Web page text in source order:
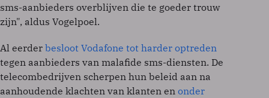
sms-aanbieders overblijven die te goeder trouw
zijn", aldus Vogelpoel.
Al eerder besloot Vodafone tot harder optreden
tegen aanbieders van malafide sms-diensten. De
telecombedrijven scherpen hun beleid aan na
aanhoudende klachten van klanten en onder